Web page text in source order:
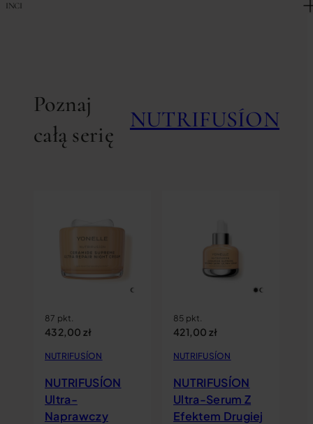
INCI
Poznaj
całą serię
NUTRIFUSÍON
87 pkt.
432,00 zł
NUTRIFUSÍON
NUTRIFUSÍON
Ultra-
Naprawczy
85 pkt.
421,00 zł
NUTRIFUSÍON
NUTRIFUSÍON
Ultra-Serum Z
Efektem Drugiej